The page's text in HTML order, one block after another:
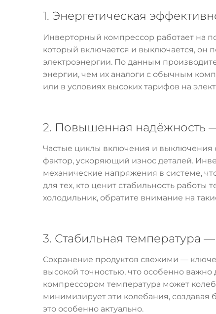
1. Энергетическая
Инверторный компрессор работает на
который включается и выключается, он
электроэнергии. По данным
энергии, чем их аналоги с обычным
или в условиях высоких тарифов на
2. Повышенная надёжность
Частые циклы включения и выключения
фактор, ускоряющий износ деталей.
механические напряжения в системе,
для тех, кто ценит стабильность
холодильник, обратите внимание на
3. Стабильная температура
Сохранение продуктов свежими —
высокой точностью, что особенно
компрессором температура может
минимизирует эти колебания, создавая
это особенно актуально.